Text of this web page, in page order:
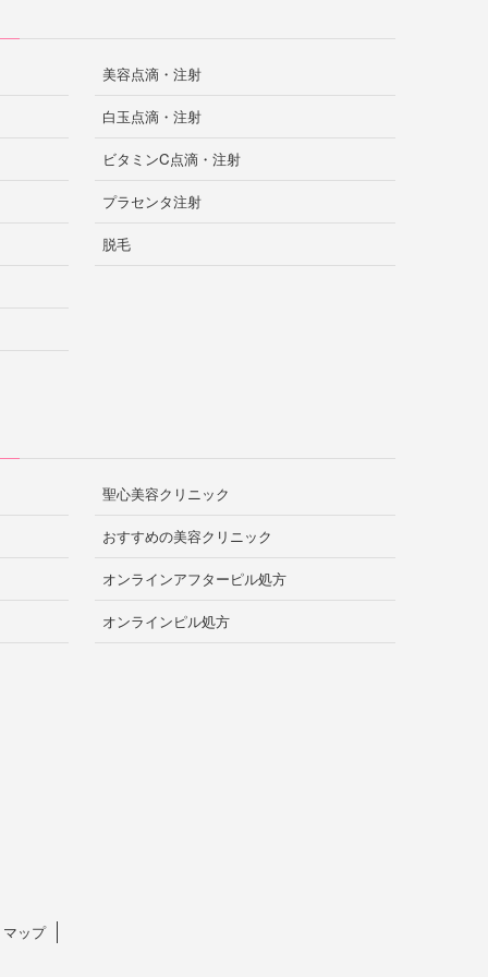
美容点滴・注射
白玉点滴・注射
ビタミンC点滴・注射
プラセンタ注射
脱毛
聖心美容クリニック
おすすめの美容クリニック
オンラインアフターピル処方
オンラインピル処方
ップ